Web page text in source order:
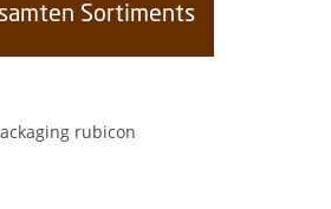
Sortiments